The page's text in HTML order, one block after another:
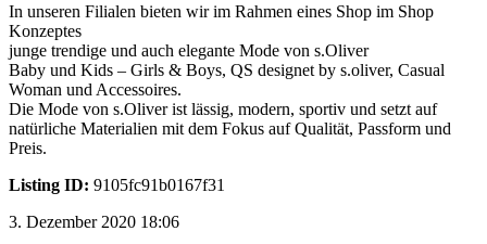
In unseren Filialen bieten wir im Rahmen eines Shop im Shop
Konzeptes
junge trendige und auch elegante Mode von s.Oliver
Baby und Kids – Girls & Boys, QS designet by s.oliver, Casual
Woman und Accessoires.
Die Mode von s.Oliver ist lässig, modern, sportiv und setzt auf
natürliche Materialien mit dem Fokus auf Qualität, Passform und
Preis.
Listing ID: 9105fc91b0167f31
3. Dezember 2020 18:06